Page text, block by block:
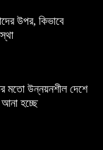
উপর, কিভাবে
মতো উন্নয়নশীল দেশে
হচ্ছে